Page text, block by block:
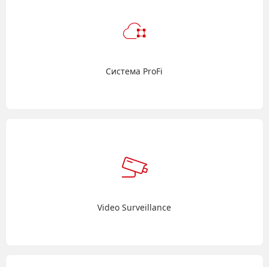
Система ProFi
Video Surveillance